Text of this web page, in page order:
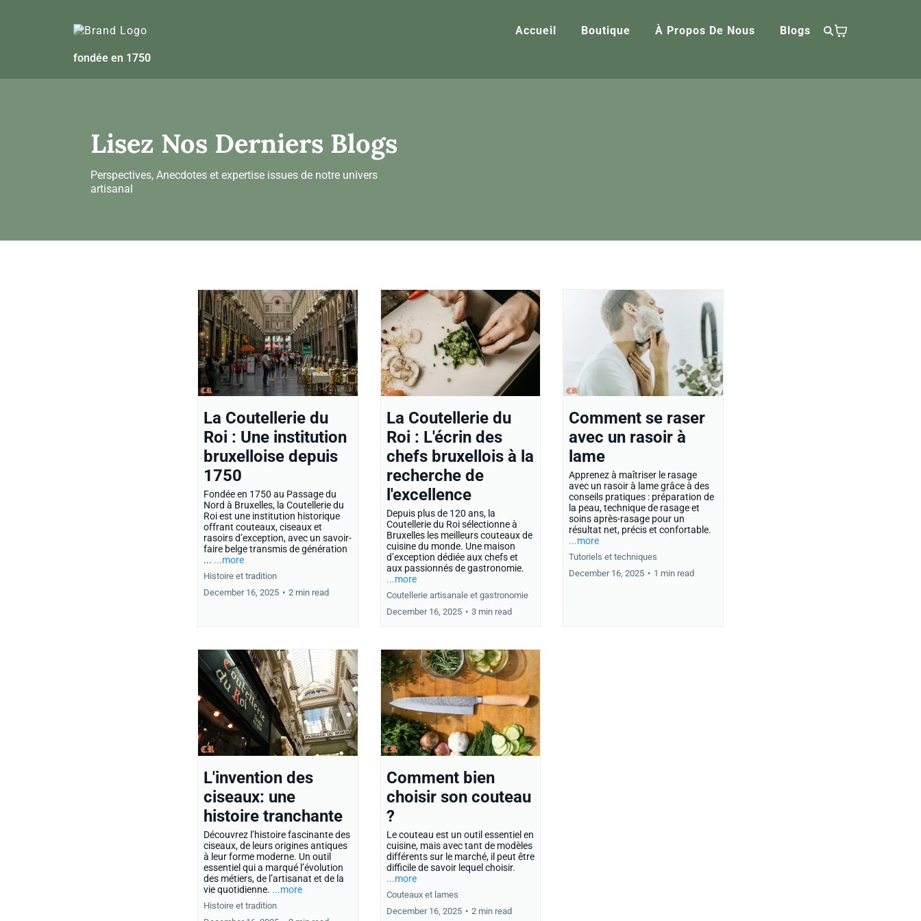
Accueil Boutique À Propos De Nous Blogs
fondée en 1750
Lisez Nos Derniers Blogs
Perspectives, Anecdotes et expertise issues de notre univers
artisanal
La Coutellerie du
Roi : Une institution
bruxelloise depuis
1750
Fondée en 1750 au Passage du
Nord à Bruxelles, la Coutellerie du
Roi est une institution historique
offrant couteaux, ciseaux et
rasoirs d’exception, avec un savoir-
faire belge transmis de génération
... ...more
Histoire et tradition
December 16, 2025 • 2 min read
La Coutellerie du
Roi : L'écrin des
chefs bruxellois à la
recherche de
l'excellence
Depuis plus de 120 ans, la
Coutellerie du Roi sélectionne à
Bruxelles les meilleurs couteaux de
cuisine du monde. Une maison
d’exception dédiée aux chefs et
aux passionnés de gastronomie.
...more
Coutellerie artisanale et gastronomie
December 16, 2025 • 3 min read
Comment se raser
avec un rasoir à
lame
Apprenez à maîtriser le rasage
avec un rasoir à lame grâce à des
conseils pratiques : préparation de
la peau, technique de rasage et
soins après-rasage pour un
résultat net, précis et confortable.
...more
Tutoriels et techniques
December 16, 2025 • 1 min read
L'invention des
ciseaux: une
histoire tranchante
Découvrez l’histoire fascinante des
ciseaux, de leurs origines antiques
à leur forme moderne. Un outil
essentiel qui a marqué l’évolution
des métiers, de l’artisanat et de la
vie quotidienne. ...more
Histoire et tradition
Comment bien
choisir son couteau
?
Le couteau est un outil essentiel en
cuisine, mais avec tant de modèles
différents sur le marché, il peut être
difficile de savoir lequel choisir.
...more
Couteaux et lames
December 16, 2025 • 2 min read